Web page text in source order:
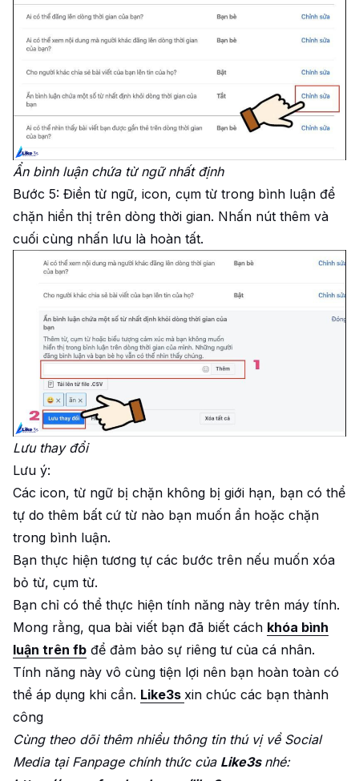
Ẩn bình luận chứa từ ngữ nhất định
Bước 5: Điền từ ngữ, icon, cụm từ trong bình luận để
chặn hiển thị trên dòng thời gian. Nhấn nút thêm và
cuối cùng nhấn lưu là hoàn tất.
Lưu thay đổi
Lưu ý:
Các icon, từ ngữ bị chặn không bị giới hạn, bạn có thể
tự do thêm bất cứ từ nào bạn muốn ẩn hoặc chặn
trong bình luận.
Bạn thực hiện tương tự các bước trên nếu muốn xóa
bỏ từ, cụm từ.
Bạn chỉ có thể thực hiện tính năng này trên máy tính.
Mong rằng, qua bài viết bạn đã biết cách khóa bình
luận trên fb để đảm bảo sự riêng tư của cá nhân.
Tính năng này vô cùng tiện lợi nên bạn hoàn toàn có
thể áp dụng khi cần. Like3s xin chúc các bạn thành
công
Cùng theo dõi thêm nhiều thông tin thú vị về Social
Media tại Fanpage chính thức của Like3s nhé: